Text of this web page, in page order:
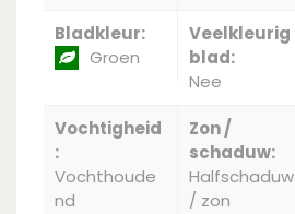
Bladkleur:
Groen
Veelkleurig
blad:
Nee
Vochtigheid
:
Vochthoude
nd
Zon /
schaduw:
Halfschaduw
/ zon